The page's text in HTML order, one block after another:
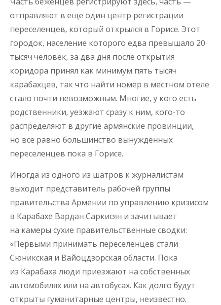
отправляют в еще один центр регистрации
переселенцев, который открылся в Горисе. Этот
городок, население которого едва превышало 20
тысяч человек, за два дня после открытия
коридора принял как минимум пять тысяч
карабахцев, так что найти номер в местном отеле
стало почти невозможным. Многие, у кого есть
родственники, уезжают сразу к ним, кого-то
распределяют в другие армянские провинции,
но все равно большинство вынужденных
переселенцев пока в Горисе.
Иногда из одного из шатров к журналистам
выходит представитель рабочей группы
правительства Армении по управлению кризисом
в Карабахе Вардан Саркисян и зачитывает
на камеры сухие правительственные сводки:
«Первыми принимать переселенцев стали
Сюникская и Вайоцдзорская области. Пока
из Карабаха люди приезжают на собственных
автомобилях или на автобусах. Как долго будут
открыты гуманитарные центры, неизвестно.